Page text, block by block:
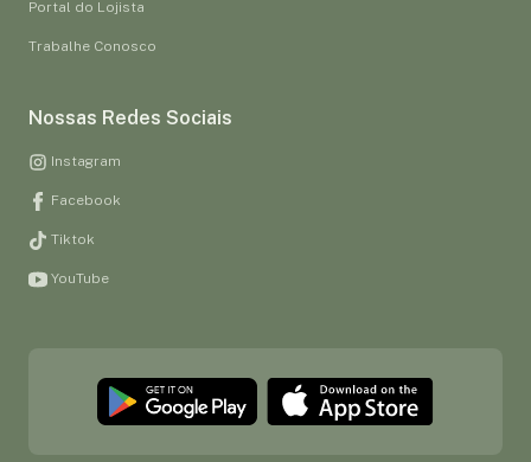
Portal do Lojista
Trabalhe Conosco
Nossas Redes Sociais
Instagram
Facebook
Tiktok
YouTube